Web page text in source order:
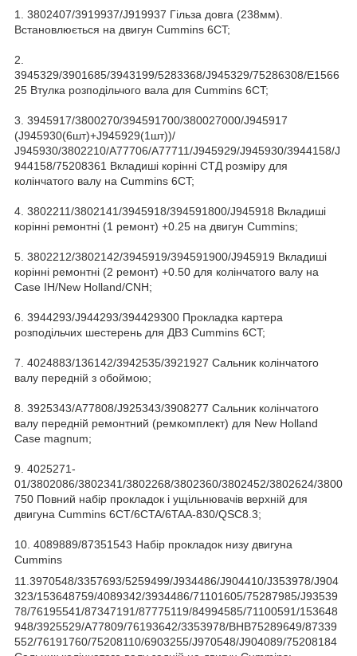
1. 3802407/3919937/J919937 Гільза довга (238мм).
Встановлюється на двигун Cummins 6CT;
2.
3945329/3901685/3943199/5283368/J945329/75286308/E1566
25 Втулка розподільчого вала для Cummins 6CT;
3. 3945917/3800270/394591700/380027000/J945917
(J945930(6шт)+J945929(1шт))/
J945930/3802210/A77706/A77711/J945929/J945930/3944158/J
944158/75208361 Вкладиші корінні СТД розміру для
колінчатого валу на Cummins 6CT;
4. 3802211/3802141/3945918/394591800/J945918 Вкладиші
корінні ремонтні (1 ремонт) +0.25 на двигун Cummins;
5. 3802212/3802142/3945919/394591900/J945919 Вкладиші
корінні ремонтні (2 ремонт) +0.50 для колінчатого валу на
Case IH/New Holland/CNH;
6. 3944293/J944293/394429300 Прокладка картера
розподільчих шестерень для ДВЗ Cummins 6CT;
7. 4024883/136142/3942535/3921927 Сальник колінчатого
валу передній з обоймою;
8. 3925343/A77808/J925343/3908277 Сальник колінчатого
валу передній ремонтний (ремкомплект) для New Holland
Case magnum;
9. 4025271-
01/3802086/3802341/3802268/3802360/3802452/3802624/3800
750 Повний набір прокладок і ущільнювачів верхній для
двигуна Cummins 6CT/6CTA/6TAA-830/QSC8.3;
10. 4089889/87351543 Набір прокладок низу двигуна
Cummins
11.3970548/3357693/5259499/J934486/J904410/J353978/J904
323/153648759/4089342/3934486/71101605/75287985/J93539
78/76195541/87347191/87775119/84994585/71100591/153648
948/3925529/A77809/76193642/3353978/BHB75289649/87339
552/76191760/75208110/6903255/J970548/J904089/75208184